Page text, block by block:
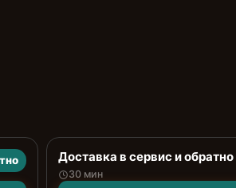
Доставка в сервис и обратно
30 мин